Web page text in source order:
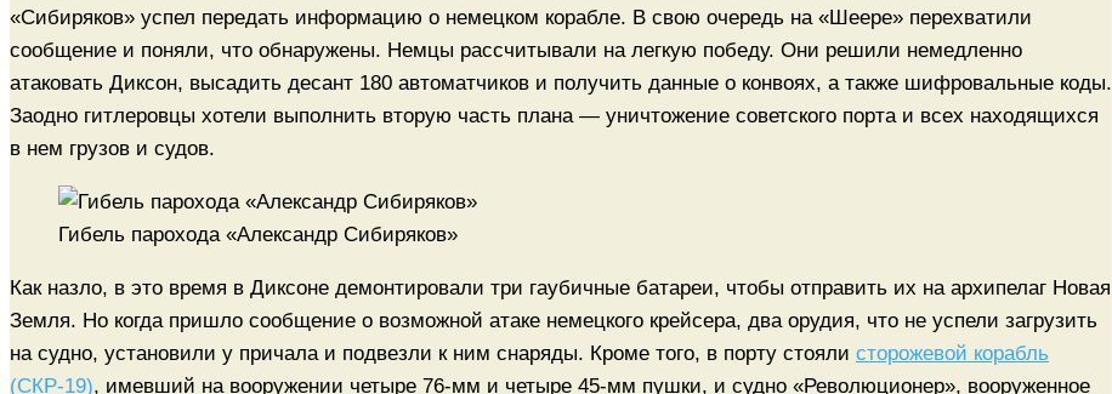
«Сибиряков» успел передать информацию о немецком корабле. В свою очередь на «Шеере» перехватили
сообщение и поняли, что обнаружены. Немцы рассчитывали на легкую победу. Они решили немедленно
атаковать Диксон, высадить десант 180 автоматчиков и получить данные о конвоях, а также шифровальные коды.
Заодно гитлеровцы хотели выполнить вторую часть плана — уничтожение советского порта и всех находящихся
в нем грузов и судов.
Гибель парохода «Александр Сибиряков»
Как назло, в это время в Диксоне демонтировали три гаубичные батареи, чтобы отправить их на архипелаг Новая
Земля. Но когда пришло сообщение о возможной атаке немецкого крейсера, два орудия, что не успели загрузить
на судно, установили у причала и подвезли к ним снаряды. Кроме того, в порту стояли сторожевой корабль
(СКР-19), имевший на вооружении четыре 76-мм и четыре 45-мм пушки, и судно «Революционер», вооруженное